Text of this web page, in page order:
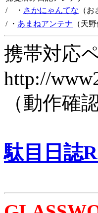
/ ・ さかにゃんてな （
/ ・ あまねアンテナ （天
携帯対応
http://
（動作確
駄目日誌